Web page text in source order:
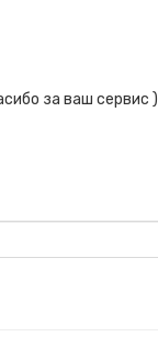
за ваш сервис )